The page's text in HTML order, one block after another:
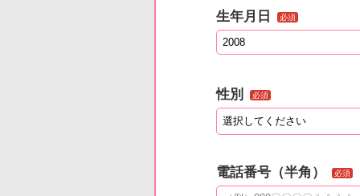
生年月日 必須
性別 必須
電話番号（半角） 必須